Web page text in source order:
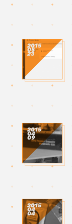
2015
05
23
2015
04
09
2015
04
04